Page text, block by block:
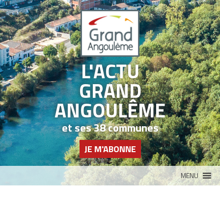
L'ACTU
GRAND
ANGOULÊME
et ses 38 communes
JE M'ABONNE
MENU
Panneau de gestion des cookies